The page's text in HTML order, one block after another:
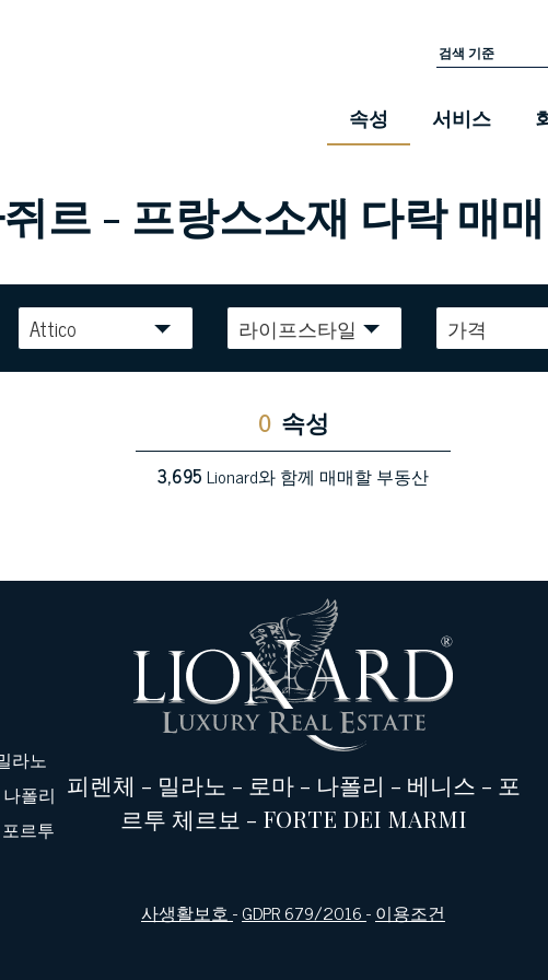
속성 서비스
르 - 프랑스소재 다락 매매
Attico 라이프스타일 가격
0 속성
3,695Lionard와 함께 매매할 부동산
라노
폴리
르투
피렌체 - 밀라노 - 로마- 나폴리 - 베니스 - 포
르투 체르보 - FORTE DEI MARMI
사생활보호-GDPR 679/2016-이용조건